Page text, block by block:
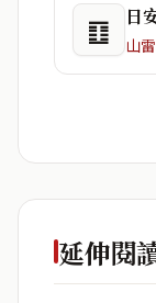
䷚ 日
山
延伸閱